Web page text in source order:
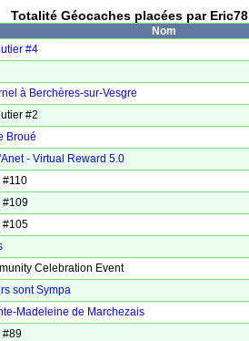
Totalité Géocaches placées par Eric78
Nom
#4
à Berchères-sur-Vesgre
#2
Broué
- Virtual Reward 5.0
#110
#109
#105
Celebration Event
sont Sympa
Madeleine de Marchezais
#89